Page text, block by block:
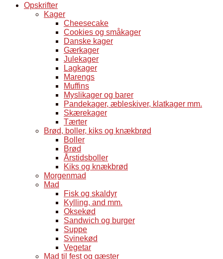
Opskrifter
Kager
Cheesecake
Cookies og småkager
Danske kager
Gærkager
Julekager
Lagkager
Marengs
Muffins
Myslikager og barer
Pandekager, æbleskiver, klatkager mm.
Skærekager
Tærter
Brød, boller, kiks og knækbrød
Boller
Brød
Årstidsboller
Kiks og knækbrød
Morgenmad
Mad
Fisk og skaldyr
Kylling, and mm.
Oksekød
Sandwich og burger
Suppe
Svinekød
Vegetar
Mad til fest og gæster